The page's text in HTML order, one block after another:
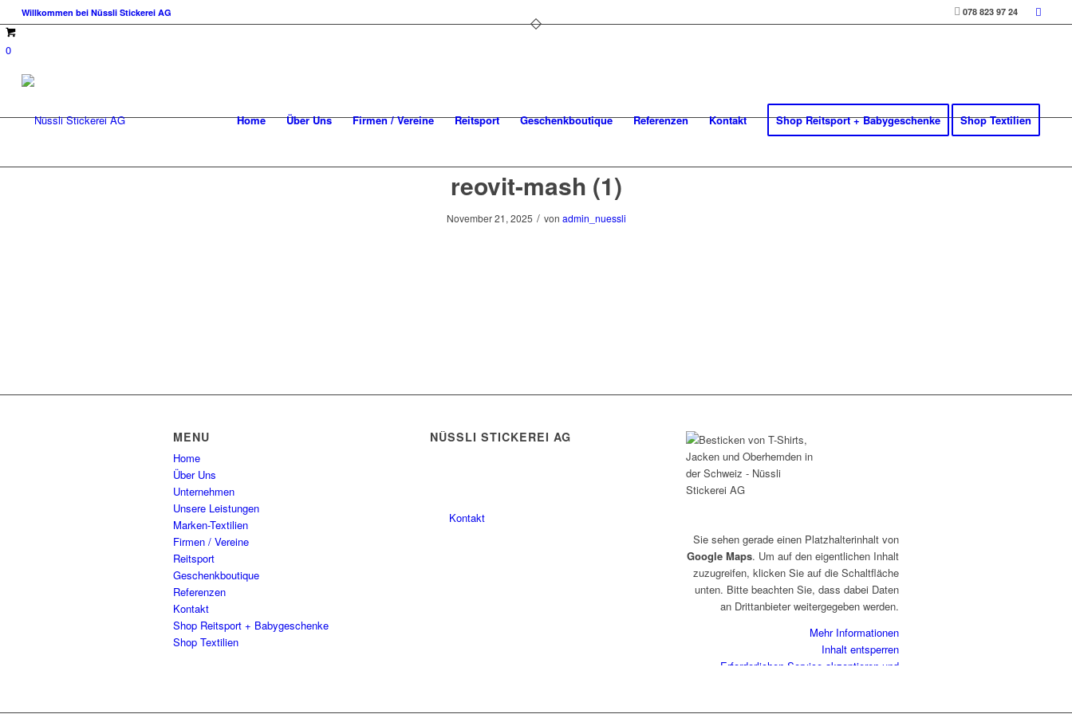
Willkommen bei Nüssli Stickerei AG 078 823 97 24
0
Home Über Uns Firmen / Vereine Reitsport Geschenkboutique Referenzen Kontakt Shop Reitsport + Babygeschenke Shop Textilien
reovit-mash (1)
November 21, 2025 / von admin_nuessli
MENU
Home
Über Uns
Unternehmen
Unsere Leistungen
Marken-Textilien
Firmen / Vereine
Reitsport
Geschenkboutique
Referenzen
Kontakt
Shop Reitsport + Babygeschenke
Shop Textilien
NÜSSLI STICKEREI AG
Kontakt
Sie sehen gerade einen Platzhalterinhalt von
Google Maps. Um auf den eigentlichen Inhalt
zuzugreifen, klicken Sie auf die Schaltfläche
unten. Bitte beachten Sie, dass dabei Daten
an Drittanbieter weitergegeben werden.
Mehr Informationen
Inhalt entsperren
Erforderlichen Service akzeptieren und